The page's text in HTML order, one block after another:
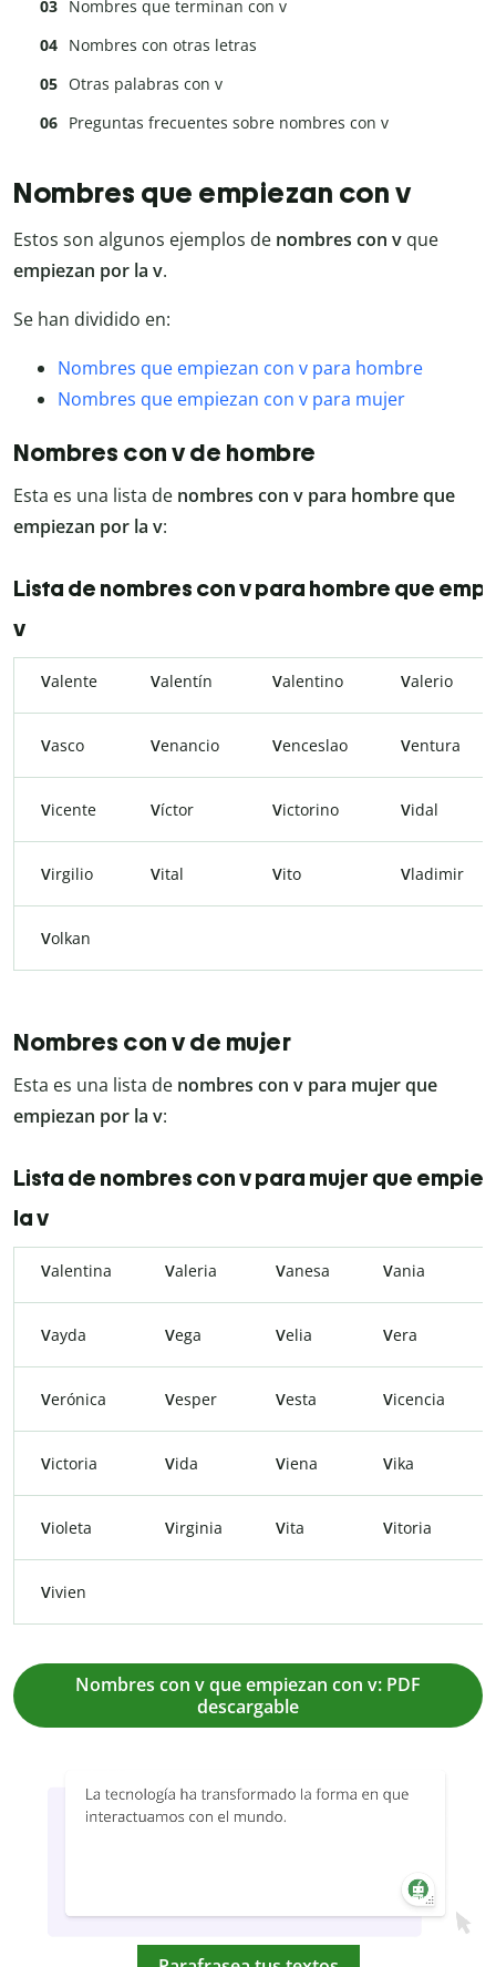
Nombres que terminan con v
Nombres con otras letras
Otras palabras con v
Preguntas frecuentes sobre nombres con v
Nombres que empiezan con v
Estos son algunos ejemplos de nombres con v que
empiezan por la v.
Se han dividido en:
Nombres que empiezan con v para hombre
Nombres que empiezan con v para mujer
Nombres con v de hombre
Esta es una lista de nombres con v para hombre que
empiezan por la v:
Lista de nombres con v para hombre que
v
Valente Valentín Valentino Valerio
Vasco Venancio Venceslao Ventura
Vicente Víctor Victorino Vidal
Virgilio Vital Vito Vladimir
Volkan
Nombres con v de mujer
Esta es una lista de nombres con v para mujer que
empiezan por la v:
Lista de nombres con v para mujer que
la v
Valentina Valeria Vanesa Vania
Vayda Vega Velia Vera
Verónica Vesper Vesta Vicencia
Victoria Vida Viena Vika
Violeta Virginia Vita Vitoria
Vivien
Nombres con v que empiezan con v: PDF
descargable